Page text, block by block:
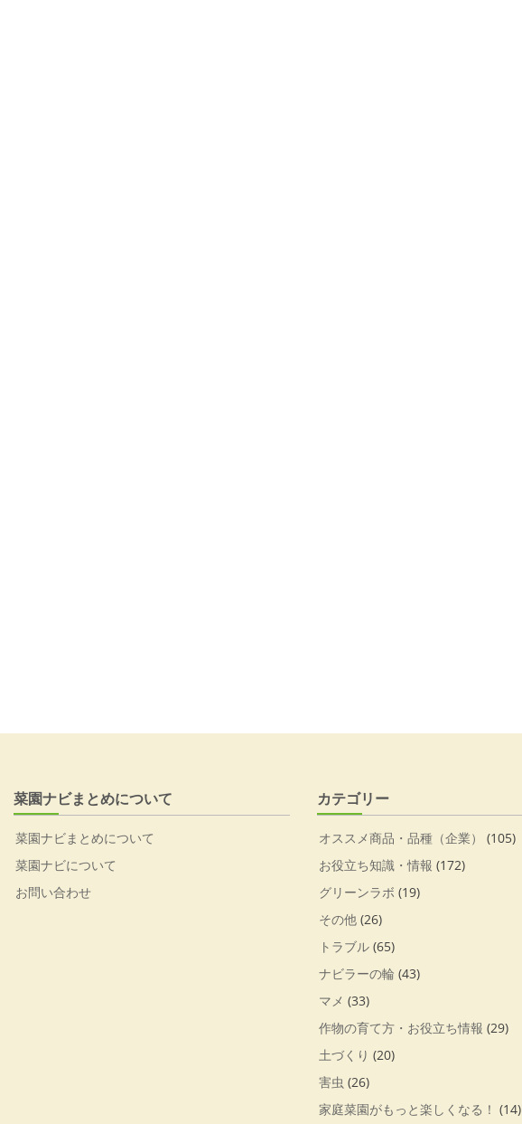
菜園ナビまとめについて
菜園ナビまとめについて
菜園ナビについて
お問い合わせ
カテゴリー
オススメ商品・品種（企業）
(105)
お役立ち知識・情報 (172)
グリーンラボ (19)
その他 (26)
トラブル (65)
ナビラーの輪 (43)
マメ (33)
作物の育て方・お役立ち情報 (29)
土づくり (20)
害虫 (26)
家庭菜園がもっと楽しくなる！ (14)